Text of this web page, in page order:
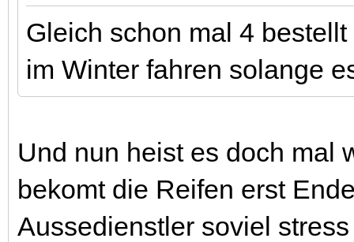
Gleich schon mal 4
im Winter fahren solange
Und nun heist es doch mal
bekomt die Reifen erst
Aussedienstler soviel